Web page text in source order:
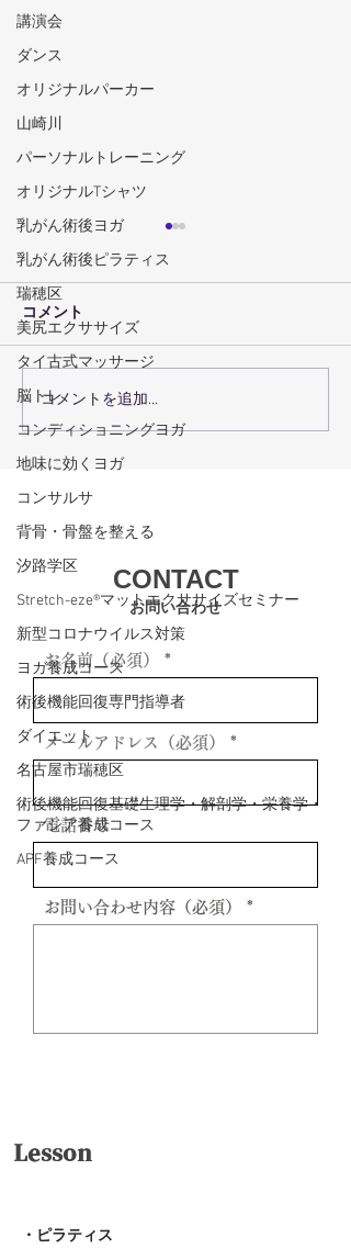
講演会
ダンス
オリジナルパーカー
山崎川
パーソナルトレーニング
オリジナルTシャツ
乳がん術後ヨガ
乳がん術後ピラティス
瑞穂区
美尻エクササイズ
タイ古式マッサージ
脳トレ
コンディショニングヨガ
地味に効くヨガ
コンサルサ
背骨・骨盤を整える
汐路学区
Stretch-eze®マットエクササイズセミナー
新型コロナウイルス対策
ヨガ養成コース
術後機能回復専門指導者
ダイエット
名古屋市瑞穂区
術後機能回復基礎生理学・解剖学・栄養学・
ファシア養成コース
APF養成コース
術後回復プログラムで術
後回復を最大化するコー
スの選び方
コメント
コメントを追加…
お問い合わせ
CONTACT
お名前（必須）
メールアドレス（必須）
電話番号
お問い合わせ内容（必須）
Lesson
・ピラティス